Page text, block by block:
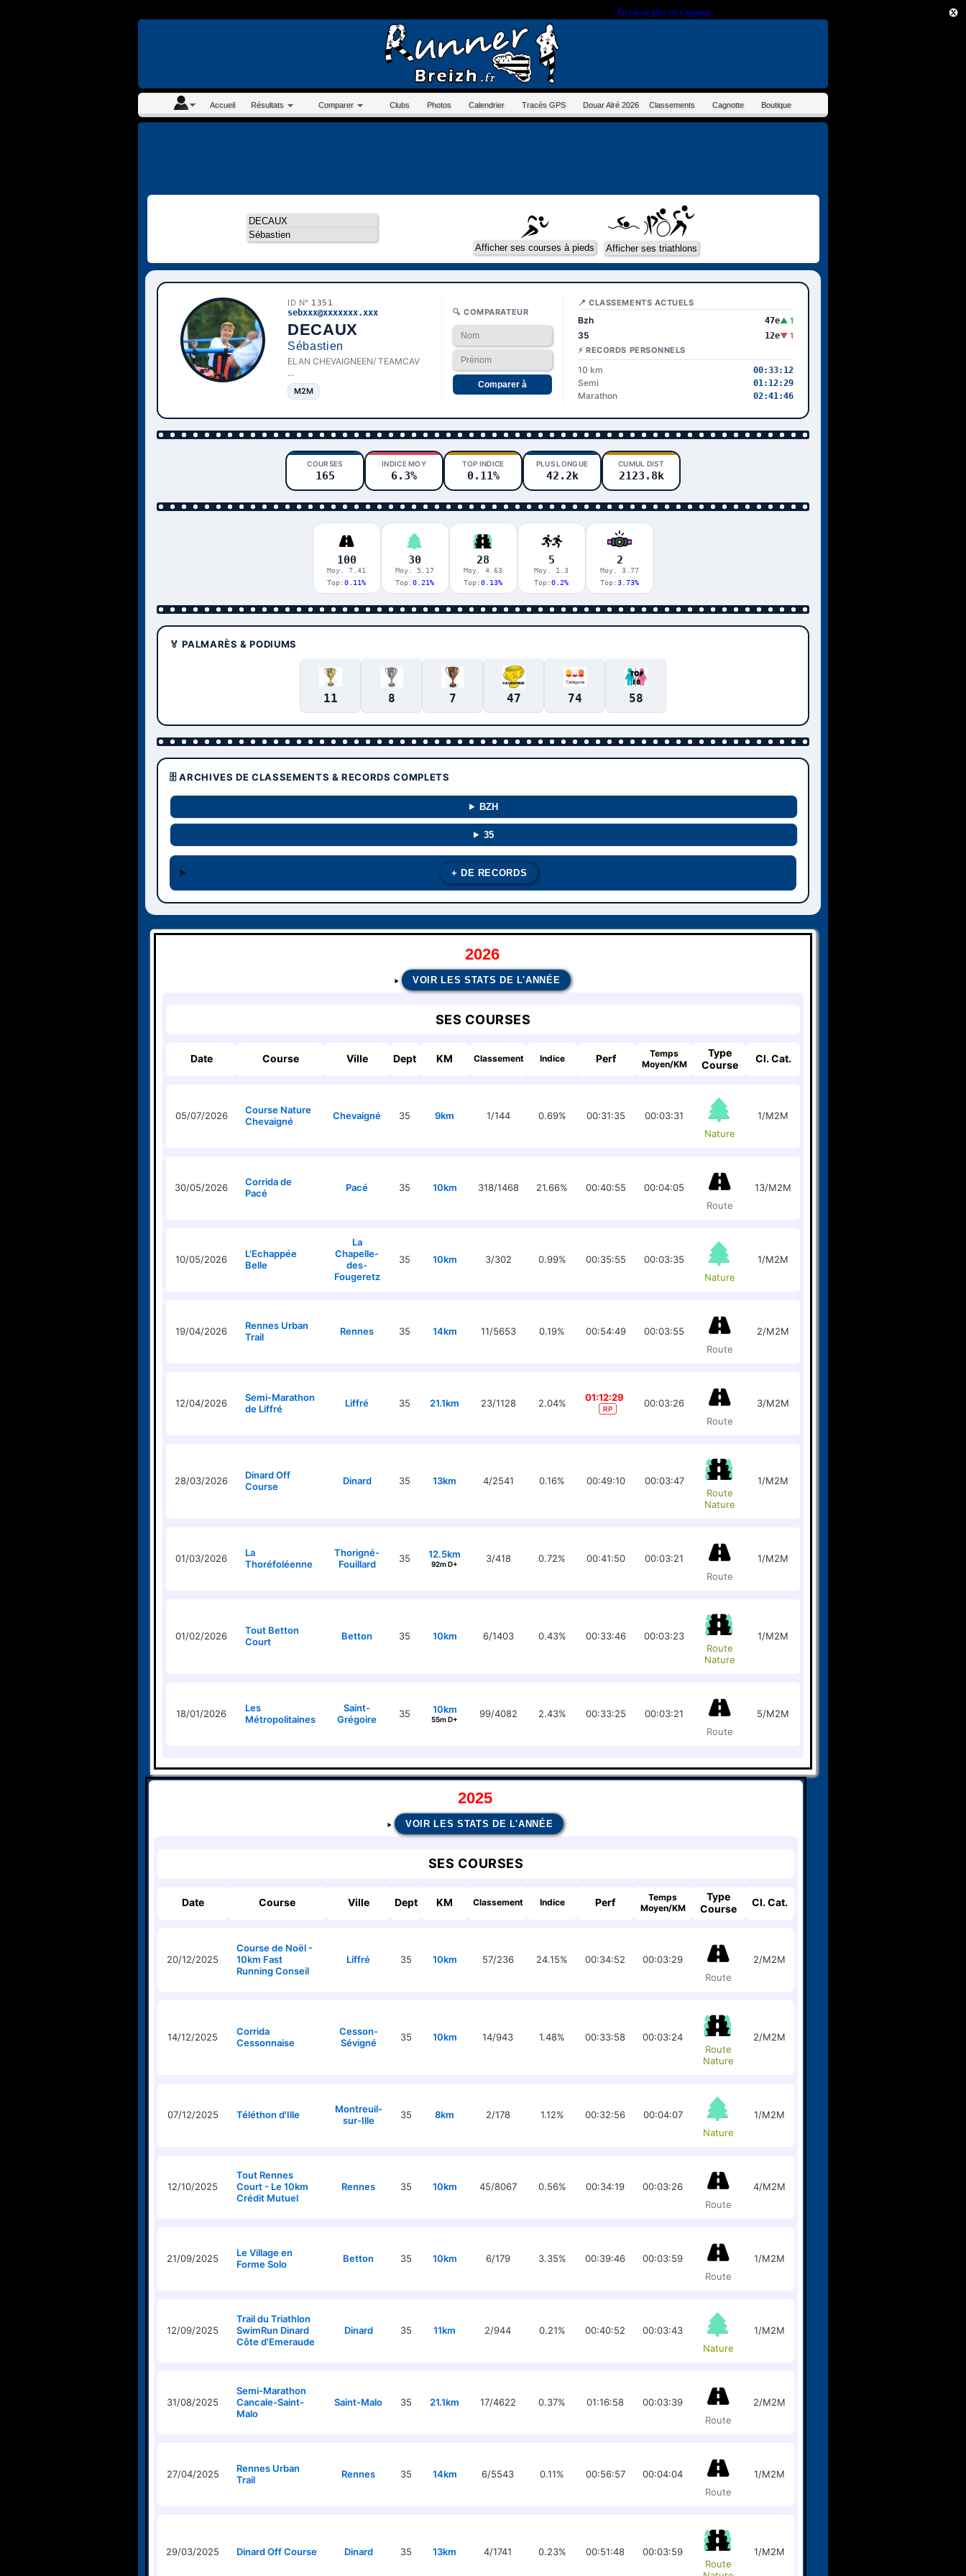
En savoir plus ou s'opposer.
Accueil Résultats Comparer Clubs Photos Calendrier Tracés GPS Douar Alré 2026 Classements Cagnotte Boutique
ID N° 1351
sebxxx@xxxxxxx.xxx
DECAUX
Sébastien
ELAN CHEVAIGNEEN/ TEAMCAV
...
M2M
🔍 COMPARATEUR
Comparer à
📍 CLASSEMENTS ACTUELS
Bzh 47e▲ 1
35 12e▼ 1
⚡ RECORDS PERSONNELS
10 km 00:33:12
Semi 01:12:29
Marathon 02:41:46
COURSES
165
INDICE MOY
6.3%
TOP INDICE
0.11%
PLUS LONGUE
42.2k
CUMUL DIST
2123.8k
100
Moy. 7.41
Top:0.11%
30
Moy. 5.17
Top:0.21%
28
Moy. 4.63
Top:0.13%
5
Moy. 1.3
Top:0.2%
2
Moy. 3.77
Top:3.73%
🏅 PALMARÈS & PODIUMS
11 8 7 47 74 58
🗄️ ARCHIVES DE CLASSEMENTS & RECORDS COMPLETS
BZH
35
+ DE RECORDS
2026
VOIR LES STATS DE L'ANNÉE
SES COURSES
Date Course Ville Dept KM Classement Indice Perf
Temps
Moyen/KM
Type
Course
Cl. Cat.
05/07/2026
Course Nature
Chevaigné
Chevaigné 35 9km 1/144 0.69% 00:31:35
00:03:31
Nature
1/M2M
30/05/2026
Corrida de
Pacé
Pacé 35 10km 318/1468 21.66% 00:40:55
00:04:05
Route
13/M2M
10/05/2026
L'Echappée
Belle
La
Chapelle-
des-
Fougeretz
35 10km 3/302 0.99% 00:35:55
00:03:35
Nature
1/M2M
19/04/2026
Rennes Urban
Trail
Rennes 35 14km 11/5653 0.19% 00:54:49
00:03:55
Route
2/M2M
12/04/2026
Semi-Marathon
de Liffré
Liffré 35 21.1km 23/1128 2.04% 01:12:29
RP
00:03:26
Route
3/M2M
28/03/2026
Dinard Off
Course
Dinard 35 13km 4/2541 0.16% 00:49:10
00:03:47
Route
Nature
1/M2M
01/03/2026
La
Thoréfoléenne
Thorigné-
Fouillard
35 12.5km
92m D+ 3/418 0.72% 00:41:50
00:03:21
Route
1/M2M
01/02/2026
Tout Betton
Court
Betton 35 10km 6/1403 0.43% 00:33:46
00:03:23
Route
Nature
1/M2M
18/01/2026
Les
Métropolitaines
Saint-
Grégoire
35 10km
55m D+ 99/4082 2.43% 00:33:25
00:03:21
Route
5/M2M
2025
VOIR LES STATS DE L'ANNÉE
SES COURSES
Date Course Ville Dept KM Classement Indice Perf
Temps
Moyen/KM
Type
Course
Cl. Cat.
20/12/2025
Course de Noël -
10km Fast
Running Conseil
Liffré 35 10km 57/236 24.15% 00:34:52
00:03:29
Route
2/M2M
14/12/2025
Corrida
Cessonnaise
Cesson-
Sévigné
35 10km 14/943 1.48% 00:33:58
00:03:24
Route
Nature
2/M2M
07/12/2025 Téléthon d'Ille
Montreuil-
sur-Ille
35 8km 2/178 1.12% 00:32:56
00:04:07
Nature
1/M2M
12/10/2025
Tout Rennes
Court - Le 10km
Crédit Mutuel
Rennes 35 10km 45/8067 0.56% 00:34:19
00:03:26
Route
4/M2M
21/09/2025
Le Village en
Forme Solo
Betton 35 10km 6/179 3.35% 00:39:46
00:03:59
Route
1/M2M
12/09/2025
Trail du Triathlon
SwimRun Dinard
Côte d'Emeraude
Dinard 35 11km 2/944 0.21% 00:40:52
00:03:43
Nature
1/M2M
31/08/2025
Semi-Marathon
Cancale-Saint-
Malo
Saint-Malo 35 21.1km 17/4622 0.37% 01:16:58
00:03:39
Route
2/M2M
27/04/2025
Rennes Urban
Trail
Rennes 35 14km 6/5543 0.11% 00:56:57
00:04:04
Route
1/M2M
29/03/2025 Dinard Off Course Dinard 35 13km 4/1741 0.23% 00:51:48
00:03:59
Route
1/M2M